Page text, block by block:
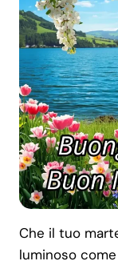
Che il tuo
luminoso